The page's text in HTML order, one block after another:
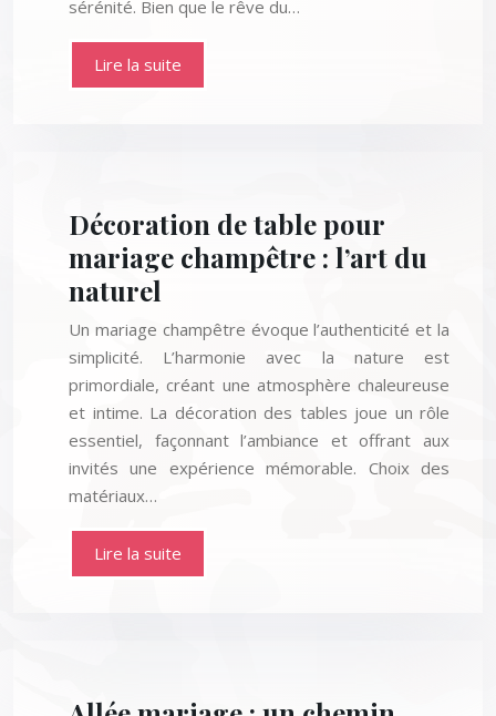
sérénité. Bien que le rêve du…
Lire la suite
Décoration de table pour
mariage champêtre : l’art du
naturel
Un mariage champêtre évoque l’authenticité et la
simplicité. L’harmonie avec la nature est
primordiale, créant une atmosphère chaleureuse
et intime. La décoration des tables joue un rôle
essentiel, façonnant l’ambiance et offrant aux
invités une expérience mémorable. Choix des
matériaux…
Lire la suite